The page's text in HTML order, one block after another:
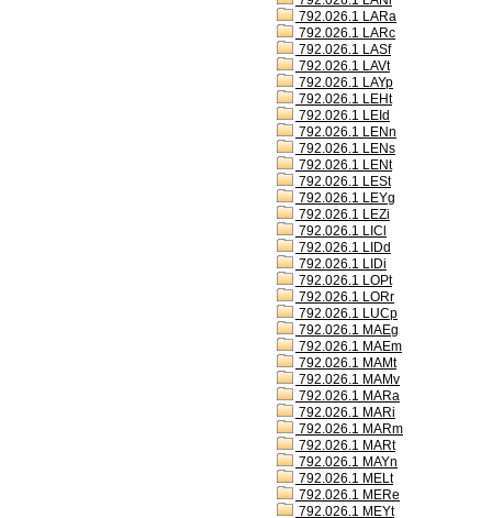
792.026.1 LARa
792.026.1 LARc
792.026.1 LASf
792.026.1 LAVt
792.026.1 LAYp
792.026.1 LEHt
792.026.1 LEId
792.026.1 LENn
792.026.1 LENs
792.026.1 LENt
792.026.1 LESt
792.026.1 LEYg
792.026.1 LEZi
792.026.1 LICl
792.026.1 LIDd
792.026.1 LIDi
792.026.1 LOPt
792.026.1 LORr
792.026.1 LUCp
792.026.1 MAEg
792.026.1 MAEm
792.026.1 MAMt
792.026.1 MAMv
792.026.1 MARa
792.026.1 MARi
792.026.1 MARm
792.026.1 MARt
792.026.1 MAYn
792.026.1 MELt
792.026.1 MERe
792.026.1 MEYt